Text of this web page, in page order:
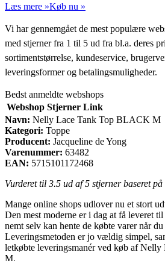
Læs mere »Køb nu »
Vi har gennemgået de mest populære
med stjerner fra 1 til 5 ud fra bl.a. deres
sortimentstørrelse, kundeservice,
leveringsformer og betalingsmuligheder.
Bedst anmeldte webshops
Webshop Stjerner Link
Navn: Nelly Lace Tank Top BLACK M
Kategori: Toppe
Producent: Jacqueline de Yong
Varenummer: 63482
EAN: 5715101172468
Vurderet til 3.5 ud af 5 stjerner baseret på
Mange online shops udlover nu et stort
Den mest moderne er i dag at få leveret
nemt selv kan hente de købte varer når
Leveringsmetoden er jo vældig simpel,
letkøbte leveringsmanér ved køb af
M.